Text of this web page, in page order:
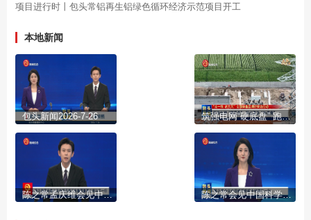
项目进行时丨包头常铝再生铝绿色循环经济示范项目开工
本地新闻
包头新闻2026-7-26 筑强电网“硬底盘” 跑出建设“加速度”
陈之常孟庆维会见中国兵器工业集团董事长周治平一行 陈之常会见中国科学院院士杨德仁一行